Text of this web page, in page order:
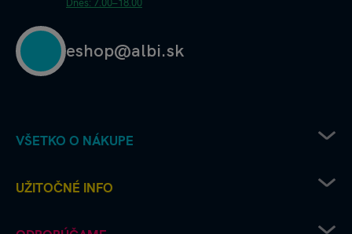
Dnes: 7.00–18.00
eshop@albi.sk
VŠETKO O NÁKUPE
Recenzie a hodnotenia - ako to chodí u nás
UŽITOČNÉ INFO